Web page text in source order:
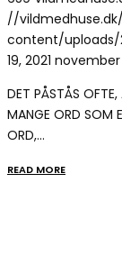
//
content/uploads/
19, 2021 november
DET PÅSTÅS OFTE,
MANGE ORD SOM
ORD,…
READ MORE